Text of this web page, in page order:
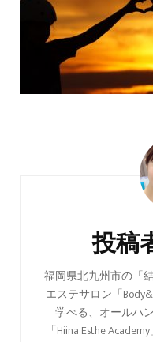
投稿
福岡県北九州市の「
エステサロン「
学べる、オールハ
「Hiina Esthe